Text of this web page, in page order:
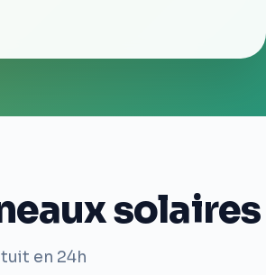
solaires
en 24h